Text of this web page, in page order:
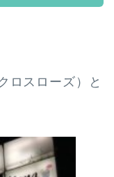
ロスローズ）と